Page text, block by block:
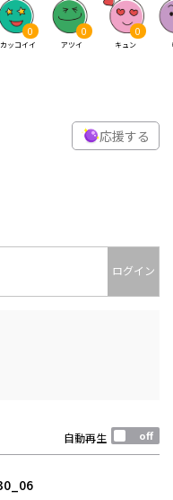
0
カッコイイ
0
アツイ
0
キュン
応援する
ログイン
自動再生